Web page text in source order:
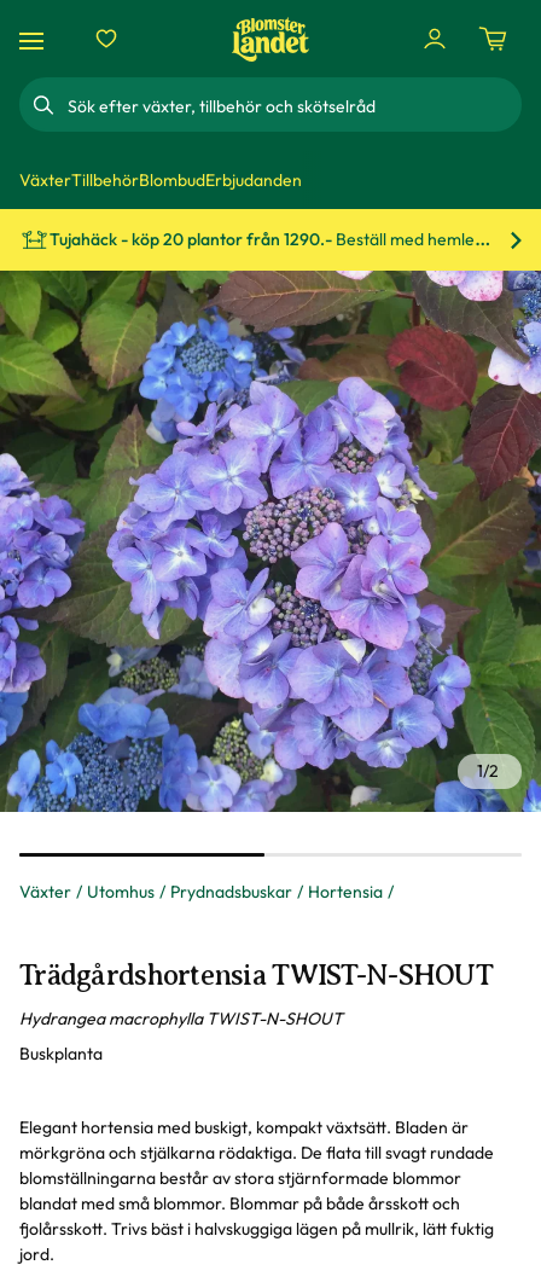
Sök
VäxterTillbehörBlombudErbjudanden
Tujahäck - köp 20 plantor från 1290.- Beställ med hemleverans!
Växter Utomhus Prydnadsbuskar Hortensia
1/2
Trädgårdshortensia TWIST-N-SHOUT
Hydrangea macrophylla TWIST-N-SHOUT
Buskplanta
Elegant hortensia med buskigt, kompakt växtsätt. Bladen är
mörkgröna och stjälkarna rödaktiga. De flata till svagt rundade
blomställningarna består av stora stjärnformade blommor
blandat med små blommor. Blommar på både årsskott och
fjolårsskott. Trivs bäst i halvskuggiga lägen på mullrik, lätt fuktig
jord.